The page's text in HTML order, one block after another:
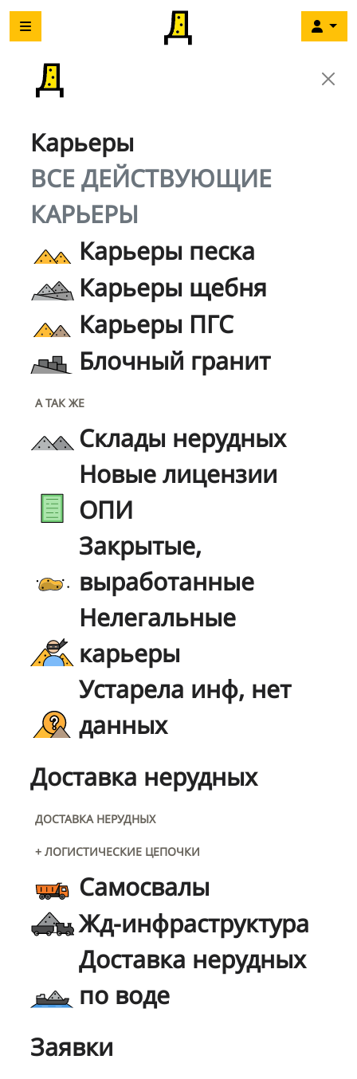
Карьеры
ВСЕ ДЕЙСТВУЮЩИЕ
КАРЬЕРЫ
Карьеры песка
Карьеры щебня
Карьеры ПГС
Блочный гранит
А ТАК ЖЕ
Склады нерудных
Новые лицензии
ОПИ
Закрытые,
выработанные
Нелегальные
карьеры
Устарела инф, нет
данных
Доставка нерудных
ДОСТАВКА НЕРУДНЫХ
+ ЛОГИСТИЧЕСКИЕ ЦЕПОЧКИ
Самосвалы
Жд-инфраструктура
Доставка нерудных
по воде
Заявки